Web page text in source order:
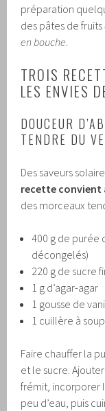
préparation
des pâtes de fruits
en bouche
TROIS
LES ENVIES
DOUCEUR
TENDRE DU
Des saveurs
recette
des morceaux
400 g de purée
décongelés)
220 g de sucre
1 g d’agar-agar
1 gousse de
1 cuillère à
Faire chauffer la
et le sucre.
frémit, incorporer
peu d’eau, puis